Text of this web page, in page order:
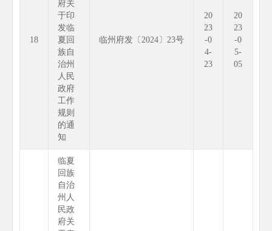
18
府关
于印
发临
夏回
族自
治州
人民
政府
工作
规则
的通
知
临州府发〔2024〕23号
20
23
-0
4-
23
20
23
-0
5-
05
临夏
回族
自治
州人
民政
府关